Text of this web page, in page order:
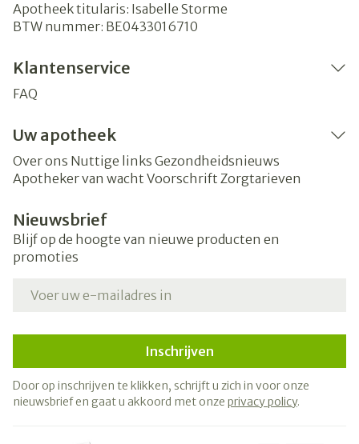
Apotheek titularis: Isabelle Storme
BTW nummer: BE0433016710
Klantenservice
FAQ
Uw apotheek
Over ons Nuttige links Gezondheidsnieuws
Apotheker van wacht Voorschrift Zorgtarieven
Nieuwsbrief
Blijf op de hoogte van nieuwe producten en
promoties
Inschrijven
Door op inschrijven te klikken, schrijft u zich in voor onze
nieuwsbrief en gaat u akkoord met onze privacy policy.